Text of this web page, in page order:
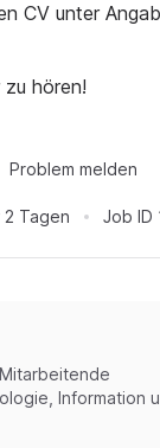
CV unter
hören!
Tagen Job ID
Problem melden
Information